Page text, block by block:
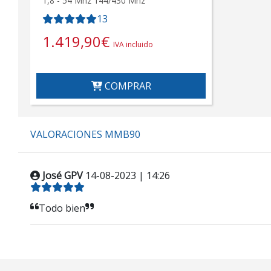
13
1.419,90€ IVA incluido
COMPRAR
VALORACIONES MMB90
José GPV 14-08-2023 | 14:26
Todo bien